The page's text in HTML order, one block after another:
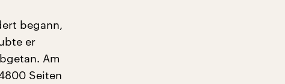
begann,
er
Am
Seiten